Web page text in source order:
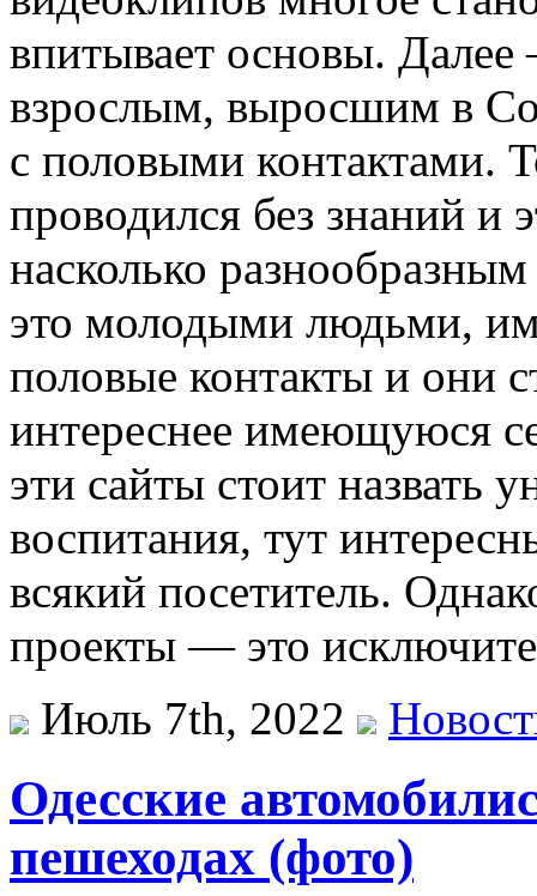
впитывает основы.
взрослым, выросшим в
с половыми контактами.
проводился без знаний и
насколько
это молодыми людьми,
половые контакты и они
интереснее имеющуюся
эти сайты стоит назвать
воспитания, тут
всякий посетитель.
проекты — это
Июль 7th, 2022
Одесские
пешеходах (фото)